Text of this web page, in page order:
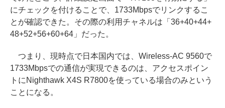
にチェックを付けることで、1733Mbpsでリンクするこ
とが確認できた。その際の利用チャネルは「36+40+44+
48+52+56+60+64」だった。
つまり、現時点で日本国内では、Wireless-AC 9560で
1733Mbpsでの通信が実現できるのは、アクセスポイン
トにNighthawk X4S R7800を使っている場合のみという
ことになる。